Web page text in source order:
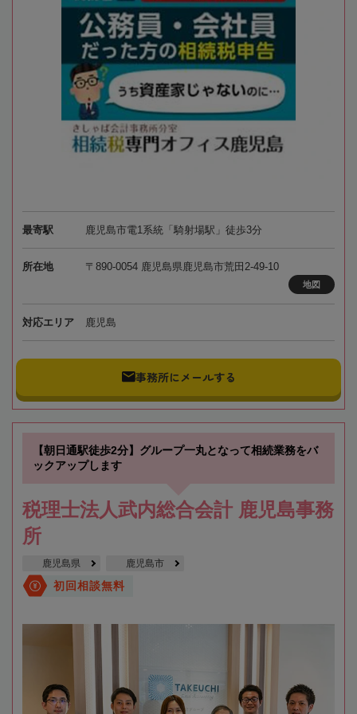
最寄駅 鹿児島市電1系統「騎射場駅」徒歩3分
所在地 〒890-0054 鹿児島県鹿児島市荒田2-49-10
地図
対応エリア 鹿児島
事務所にメールする
【朝日通駅徒歩2分】グループ一丸となって相続業務をバ
ックアップします
税理士法人武内総合会計 鹿児島事務
所
鹿児島県 鹿児島市
初回相談無料